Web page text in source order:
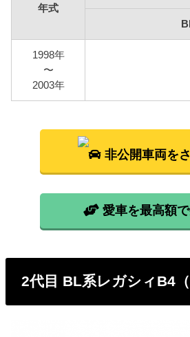
年式
1998年
〜
2003年
非公開車両を
愛車を最高額
2代目 BL系レガシィB4（